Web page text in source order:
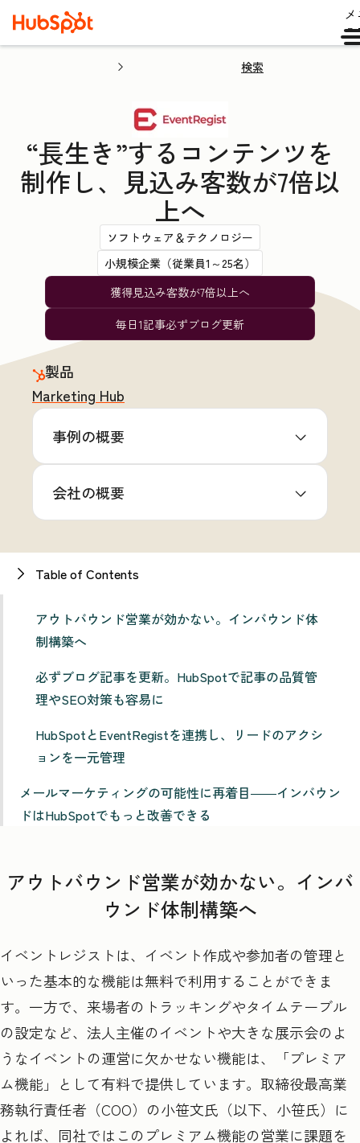
検索
“長生き”するコンテンツを
制作し、見込み客数が7倍以
上へ
ソフトウェア＆テクノロジー
小規模企業（従業員1～25名）
獲得見込み客数が7倍以上へ
毎日1記事必ずブログ更新
製品
Marketing Hub
事例の概要
会社の概要
アウトバウンド営業が効かない。インバ
ウンド体制構築へ
イベントレジストは、イベント作成や参加者の管理と
いった基本的な機能は無料で利用することができま
す。一方で、来場者のトラッキングやタイムテーブル
の設定など、法人主催のイベントや大きな展示会のよ
うなイベントの運営に欠かせない機能は、「プレミア
ム機能」として有料で提供しています。取締役最高業
務執行責任者（COO）の小笹文氏（以下、小笹氏）に
よれば、同社ではこのプレミアム機能の営業に課題を
Table of Contents
アウトバウンド営業が効かない。インバウンド体
制構築へ
必ずブログ記事を更新。HubSpotで記事の品質管
理やSEO対策も容易に
HubSpotとEventRegistを連携し、リードのアクシ
ョンを一元管理
メールマーケティングの可能性に再着目――インバウン
ドはHubSpotでもっと改善できる